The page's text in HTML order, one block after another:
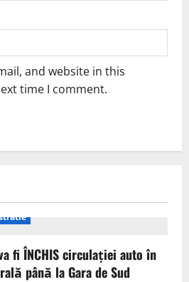
and website in this
time I comment.
fi ÎNCHIS circulației auto în
până la Gara de Sud